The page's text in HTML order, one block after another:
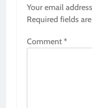
Your email
Required fields
Comment *